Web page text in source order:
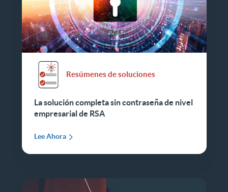
Resúmenes de soluciones
La solución completa sin contraseña de nivel
empresarial de RSA
Lee Ahora